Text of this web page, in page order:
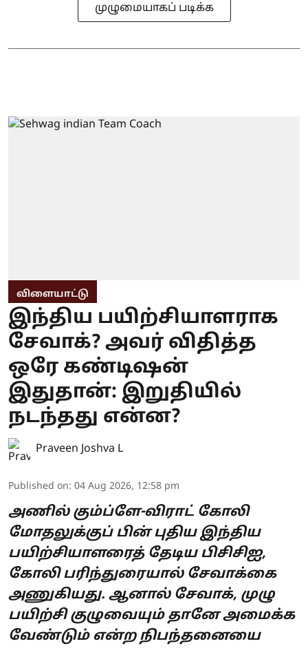
முழுமையாகப் படிக்க
விளையாட்டு
இந்திய பயிற்சியாளராக
சேவாக்? அவர் விதித்த
ஒரே கண்டிஷன்
இதுதான்: இறுதியில்
நடந்தது என்ன?
Praveen Joshva L
Published on: 04 Aug 2026, 12:58 pm
அணில் கும்ப்ளே-விராட் கோலி
மோதலுக்குப் பின் புதிய இந்திய
பயிற்சியாளரைத் தேடிய பிசிசிஐ,
கோலி பரிந்துரையால் சேவாக்கை
அணுகியது. ஆனால் சேவாக், முழு
பயிற்சி குழுவையும் தானே அமைக்க
வேண்டும் என்ற நிபந்தனையை